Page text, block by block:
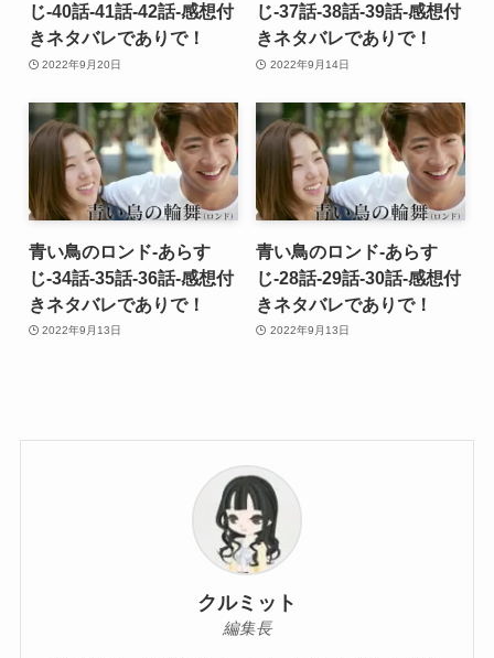
じ-40話-41話-42話-感想付
きネタバレでありで！
2022年9月20日
じ-37話-38話-39話-感想付
きネタバレでありで！
2022年9月14日
青い鳥のロンド-あらす
じ-34話-35話-36話-感想付
きネタバレでありで！
2022年9月13日
青い鳥のロンド-あらす
じ-28話-29話-30話-感想付
きネタバレでありで！
2022年9月13日
クルミット
編集長